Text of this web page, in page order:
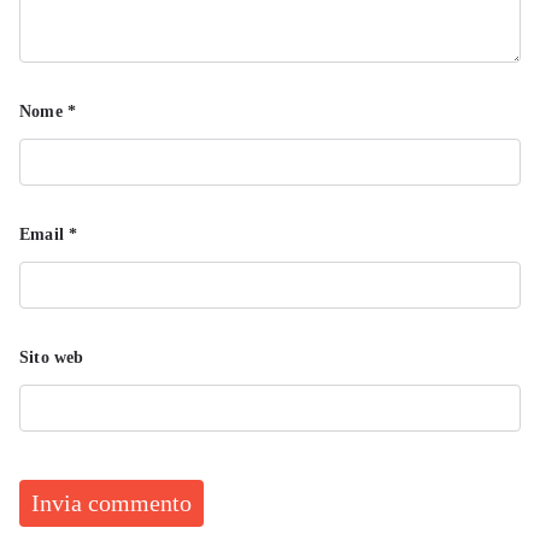
Nome *
Email*
Sito web